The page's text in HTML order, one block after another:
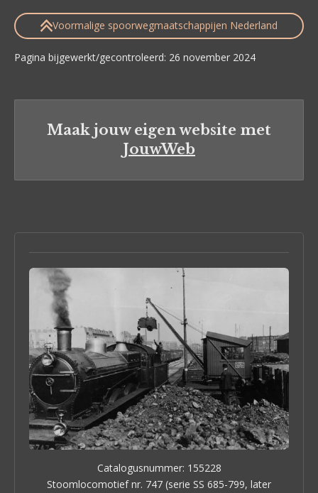
Voormalige spoorwegmaatschappijen Nederland
Pagina bijgewerkt/gecontroleerd: 26 november 2024
Maak jouw eigen website met
JouwWeb
Catalogusnummer: 155228
Stoomlocomotief nr. 747 (serie SS 685-799, later